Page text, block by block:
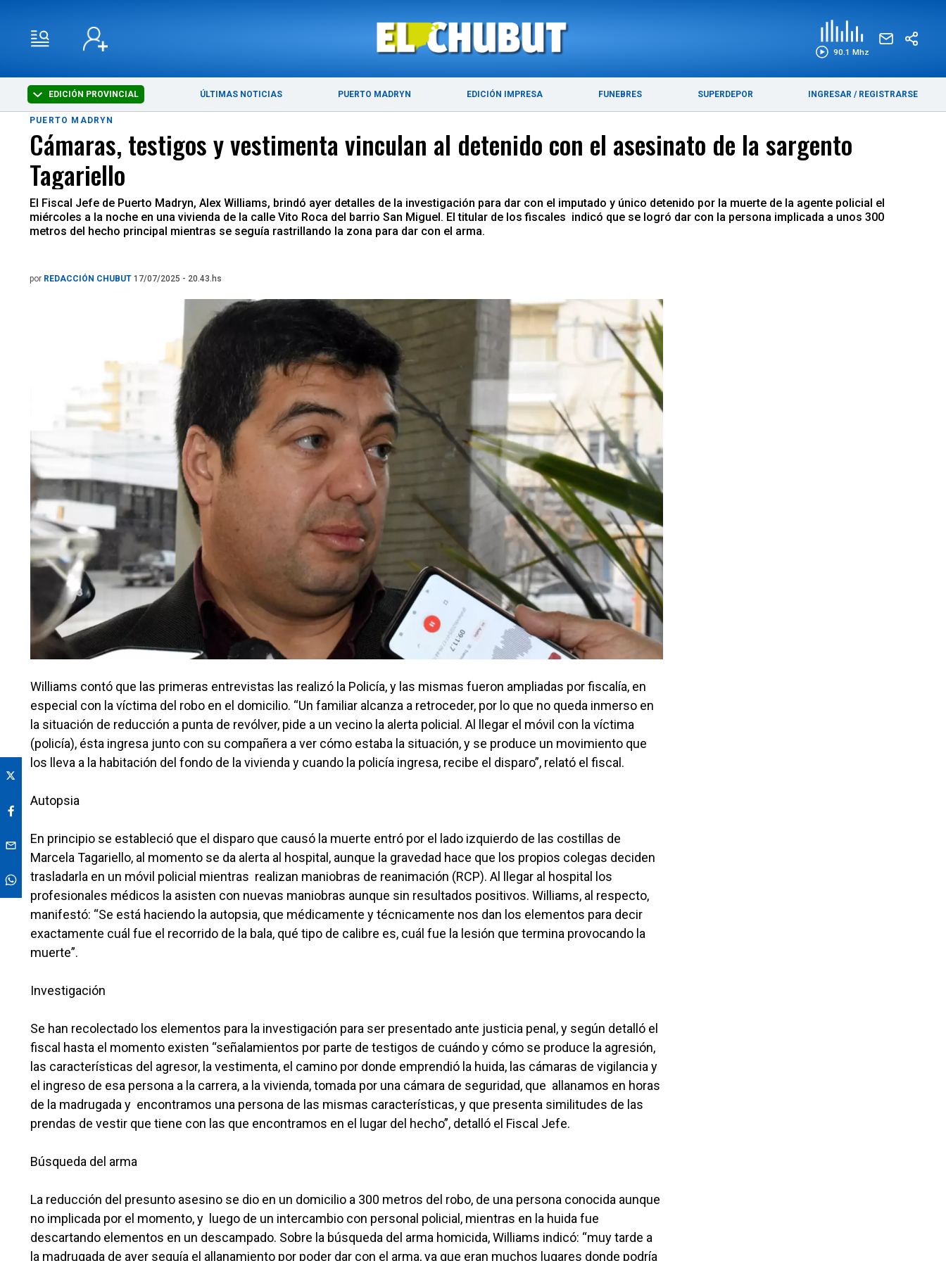
90.1 Mhz
EDICIÓN PROVINCIAL ÚLTIMAS NOTICIAS PUERTO MADRYN EDICIÓN IMPRESA FUNEBRES SUPERDEPOR INGRESAR / REGISTRARSE
ÚLTIMAS NOTICIAS PUERTO MADRYN
PUERTO MADRYN
Cámaras, testigos y vestimenta vinculan al detenido con el asesinato de la sargento
Tagariello
El Fiscal Jefe de Puerto Madryn, Alex Williams, brindó ayer detalles de la investigación para dar con el imputado y único detenido por la muerte de la agente policial el
miércoles a la noche en una vivienda de la calle Vito Roca del barrio San Miguel. El titular de los fiscales indicó que se logró dar con la persona implicada a unos 300
metros del hecho principal mientras se seguía rastrillando la zona para dar con el arma.
por REDACCIÓN CHUBUT 17/07/2025 - 20.43.hs
Williams contó que las primeras entrevistas las realizó la Policía, y las mismas fueron ampliadas por fiscalía, en
especial con la víctima del robo en el domicilio. “Un familiar alcanza a retroceder, por lo que no queda inmerso en
la situación de reducción a punta de revólver, pide a un vecino la alerta policial. Al llegar el móvil con la víctima
(policía), ésta ingresa junto con su compañera a ver cómo estaba la situación, y se produce un movimiento que
los lleva a la habitación del fondo de la vivienda y cuando la policía ingresa, recibe el disparo”, relató el fiscal.
Autopsia
En principio se estableció que el disparo que causó la muerte entró por el lado izquierdo de las costillas de
Marcela Tagariello, al momento se da alerta al hospital, aunque la gravedad hace que los propios colegas deciden
trasladarla en un móvil policial mientras realizan maniobras de reanimación (RCP). Al llegar al hospital los
profesionales médicos la asisten con nuevas maniobras aunque sin resultados positivos. Williams, al respecto,
manifestó: “Se está haciendo la autopsia, que médicamente y técnicamente nos dan los elementos para decir
exactamente cuál fue el recorrido de la bala, qué tipo de calibre es, cuál fue la lesión que termina provocando la
muerte”.
Investigación
Se han recolectado los elementos para la investigación para ser presentado ante justicia penal, y según detalló el
fiscal hasta el momento existen “señalamientos por parte de testigos de cuándo y cómo se produce la agresión,
las características del agresor, la vestimenta, el camino por donde emprendió la huida, las cámaras de vigilancia y
el ingreso de esa persona a la carrera, a la vivienda, tomada por una cámara de seguridad, que allanamos en horas
de la madrugada y encontramos una persona de las mismas características, y que presenta similitudes de las
prendas de vestir que tiene con las que encontramos en el lugar del hecho”, detalló el Fiscal Jefe.
Búsqueda del arma
La reducción del presunto asesino se dio en un domicilio a 300 metros del robo, de una persona conocida aunque
no implicada por el momento, y luego de un intercambio con personal policial, mientras en la huida fue
descartando elementos en un descampado. Sobre la búsqueda del arma homicida, Williams indicó: “muy tarde a
la madrugada de ayer seguía el allanamiento por poder dar con el arma, ya que eran muchos lugares donde podría